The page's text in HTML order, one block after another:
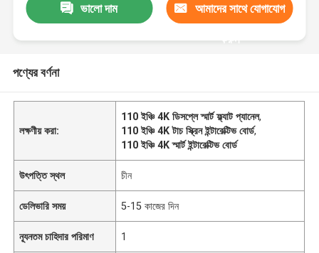
ভালো দাম আমাদের সাথে যোগাযোগ
করুন
পণ্যের বর্ণনা
লক্ষণীয় করা:
110 ইঞ্চি 4K ডিসপ্লে স্মার্ট ফ্ল্যাট প্যানেল,
110 ইঞ্চি 4K টাচ স্ক্রিন ইন্টারেক্টিভ বোর্ড,
110 ইঞ্চি 4K স্মার্ট ইন্টারেক্টিভ বোর্ড
উৎপত্তি স্থল চীন
ডেলিভারি সময় 5-15 কাজের দিন
ন্যূনতম চাহিদার পরিমাণ 1